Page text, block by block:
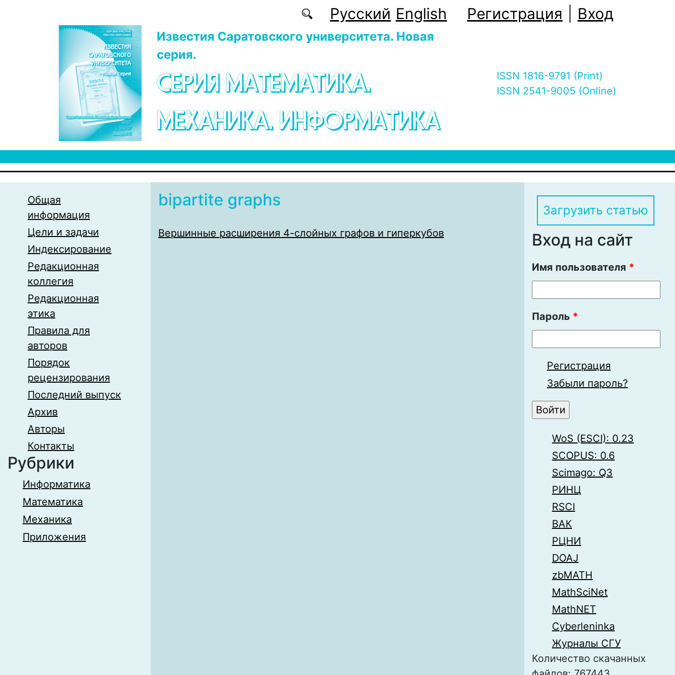
Русский English Регистрация Вход
Известия Саратовского университета. Новая
серия.
СЕРИЯ МАТЕМАТИКА.
МЕХАНИКА. ИНФОРМАТИКА
ISSN 1816-9791 (Print)
ISSN 2541-9005 (Online)
Общая
информация
Цели и задачи
Индексирование
Редакционная
коллегия
Редакционная
этика
Правила для
авторов
Порядок
рецензирования
Последний выпуск
Архив
Авторы
Контакты
Рубрики
Информатика
Математика
Механика
Приложения
bipartite graphs
Вершинные расширения 4-слойных графов и гиперкубов
Загрузить статью
Вход на сайт
Имя пользователя *
Пароль *
Регистрация
Забыли пароль?
WoS (ESCI): 0.23
SCOPUS: 0.6
Scimago: Q3
РИНЦ
RSCI
ВАК
РЦНИ
DOAJ
zbMATH
MathSciNet
MathNET
Cyberleninka
Журналы СГУ
Количество скачанных